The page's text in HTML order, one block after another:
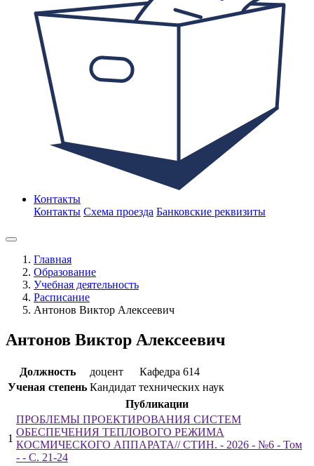
Контакты
Контакты Схема проезда Банковские реквизиты
Главная
Образование
Учебная деятельность
Расписание
Антонов Виктор Алексеевич
Антонов Виктор Алексеевич
Должность доцент
Кафедра 614
Ученая степень Кандидат технических наук
Публикации
1
ПРОБЛЕМЫ ПРОЕКТИРОВАНИЯ СИСТЕМ
ОБЕСПЕЧЕНИЯ ТЕПЛОВОГО РЕЖИМА
КОСМИЧЕСКОГО АППАРАТА// СТИН. - 2026 - №6 - Том
- - С. 21-24